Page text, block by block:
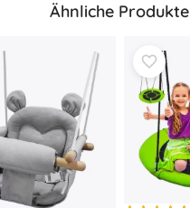
Ähnliche Produkte